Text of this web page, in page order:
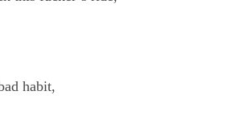
habit,